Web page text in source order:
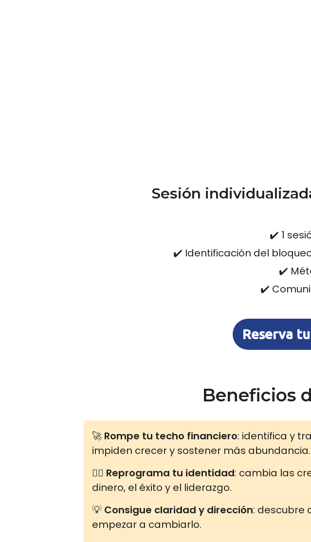
Sesión
✔️ 1
✔️ Identificación del
✔️
✔️
Reserva
Beneficios
🚀 Rompe tu techo financiero: identifica y
impiden crecer y sostener más abundancia.
🧑‍⚕️ Reprograma tu identidad: cambia las
dinero, el éxito y el liderazgo.
💡 Consigue claridad y dirección: descubre
empezar a cambiarlo.